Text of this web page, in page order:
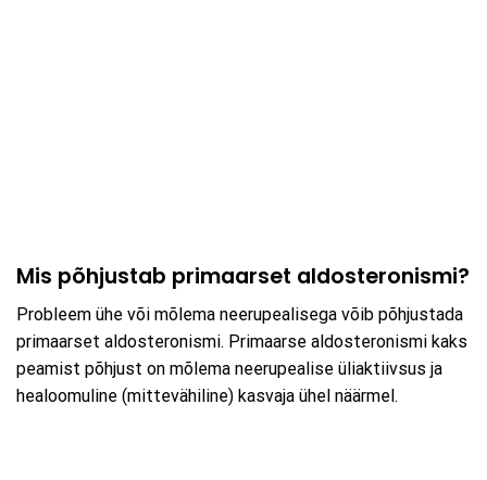
Mis põhjustab primaarset aldosteronismi?
Probleem ühe või mõlema neerupealisega võib põhjustada
primaarset aldosteronismi. Primaarse aldosteronismi kaks
peamist põhjust on mõlema neerupealise üliaktiivsus ja
healoomuline (mittevähiline) kasvaja ühel näärmel.